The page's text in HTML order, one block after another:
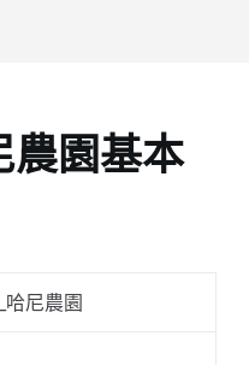
農園基本
哈尼農園